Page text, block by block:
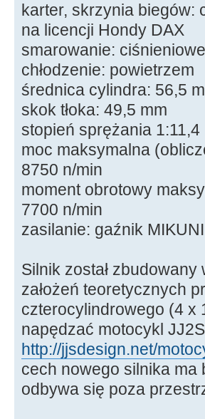
karter, skrzynia biegów:
na licencji Hondy DAX
smarowanie:
chłodzenie: powietrzem
średnica cylindra: 56,5
skok tłoka: 49,5 mm
stopień sprężania 1:11,4
moc maksymalna
8750 n/min
moment obrotowy
7700 n/min
zasilanie: gaźnik
Silnik został
założeń teoretycznych
czterocylindrowego (4 x
napędzać motocykl
http://jjsdesign.net/
cech nowego silnika ma
odbywa się poza